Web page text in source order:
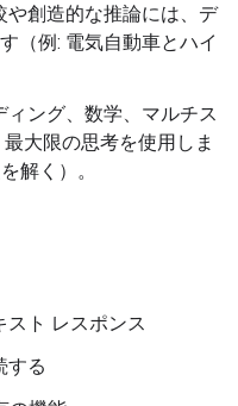
や創造的な推論には、デ
（例: 電気自動車とハイ
ィング、数学、マルチス
大限の思考を使用しま
解く）。
スト レスポンス
する